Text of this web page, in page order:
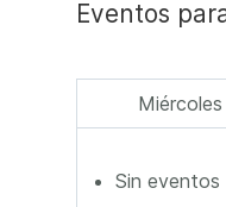
Eventos
Sin eventos